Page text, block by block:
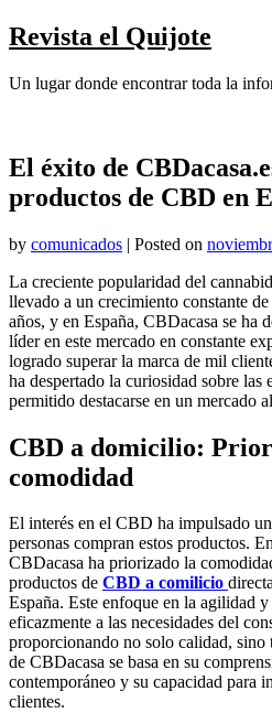
Skip
to
Revista el Quijote
Un lugar donde encontrar toda la
El éxito de
productos de CBD en
by comunicados | Posted on
La creciente popularidad del
llevado a un crecimiento constante
años, y en España, CBDacasa se ha
líder en este mercado en constante
logrado superar la marca de mil
ha despertado la curiosidad sobre las
permitido destacarse en un mercado
CBD a domicilio:
comodidad
El interés en el CBD ha impulsado
personas compran estos productos.
CBDacasa ha priorizado la
productos de CBD a comilicio
España. Este enfoque en la agilidad
eficazmente a las necesidades del
proporcionando no solo calidad,
de CBDacasa se basa en su
contemporáneo y su capacidad para
clientes.